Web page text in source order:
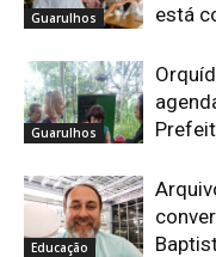
Guarulhos
está
Guarulhos
Educação